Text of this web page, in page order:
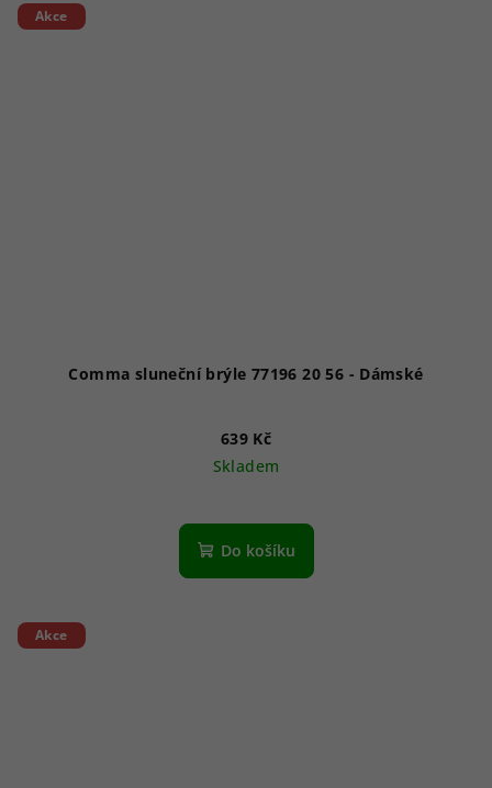
Akce
Comma sluneční brýle 77196 20 56 - Dámské
639 Kč
Skladem
Do košíku
Akce